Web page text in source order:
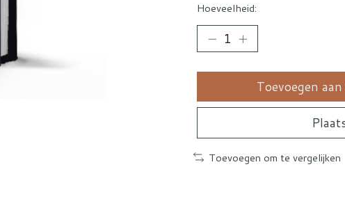
Hoeveelheid:
Toevoegen
Toevoegen om te vergelijken